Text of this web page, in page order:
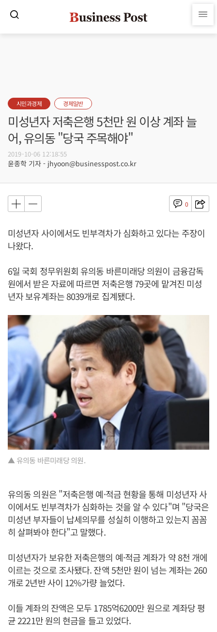
시민과경제 경제일반
미성년자 저축은행 5천만 원 이상 계좌 늘
어, 유의동 "당국 주목해야"
2019-10-06 12:18:55
윤종학 기자 - jhyoon@businesspost.co.kr
0
미성년자 사이에서도 빈부격차가 심화하고 있다는 주장이
나왔다.
6일 국회 정무위원회 유의동 바른미래당 의원이 금융감독
원에서 받은 자료에 따르면 저축은행 79곳에 맡겨진 미성
년자 보유계좌는 8039개로 집계됐다.
▲ 유의동 바른미래당 의원.
유의동 의원은 "저축은행 예·적금 현황을 통해 미성년자 사
이에서도 빈부격차가 심화하는 것을 알 수 있다"며 "당국은
미성년 부자들이 납세의무를 성실히 이행하고 있는지 꼼꼼
히 살펴봐야 한다"고 말했다.
미성년자가 보유한 저축은행의 예·적금 계좌가 약 8천 개에
이르는 것으로 조사됐다. 잔액 5천만 원이 넘는 계좌는 260
개로 2년반 사이 12%가량 늘었다.
이들 계좌의 잔액은 모두 1785억6200만 원으로 계좌당 평
균 2221만 원의 현금을 들고 있었다.